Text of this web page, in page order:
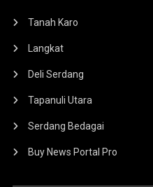
Tanah Karo
Langkat
Deli Serdang
Tapanuli Utara
Serdang Bedagai
Buy News Portal Pro